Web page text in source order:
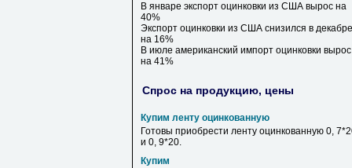
В январе экспорт оцинковки из США вырос на
40%
Экспорт оцинковки из США снизился в декабре
на 16%
В июле американский импорт оцинковки вырос
на 41%
Спрос на продукцию, цены
Купим ленту оцинкованную
Готовы приобрести ленту оцинкованную 0,
и 0, 9*20.
Купим